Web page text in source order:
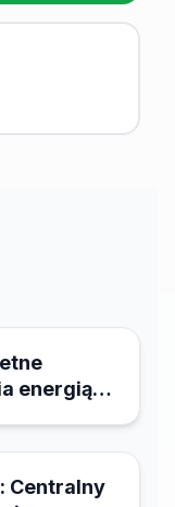
energią
Centralny